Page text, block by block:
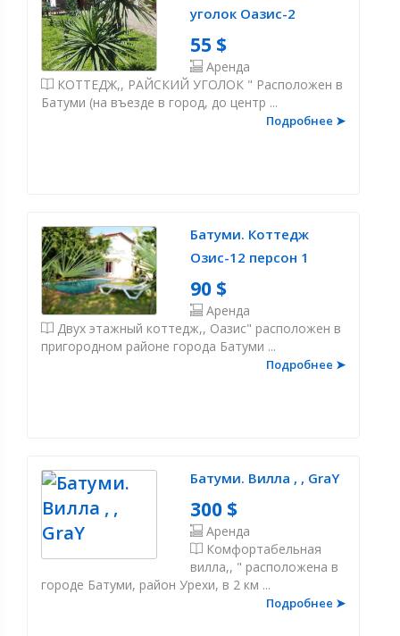
уголок Оазис-2
55 $
Аренда
КОТТЕДЖ,, РАЙСКИЙ УГОЛОК " Расположен в
Батуми (на въезде в город, до центр ...
Подробнее ➤
Батуми. Коттедж
Озис-12 персон 1
90 $
Аренда
Двух этажный коттедж,, Оазис" расположен в
пригородном районе города Батуми ...
Подробнее ➤
Батуми. Вилла , , GraY
300 $
Аренда
Комфортабельная
вилла,, " расположена в
городе Батуми, район Урехи, в 2 км ...
Подробнее ➤